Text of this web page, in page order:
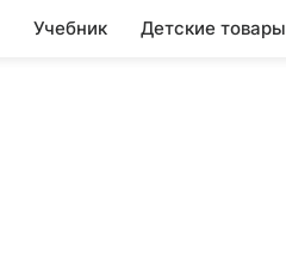
Учебник Детские товары